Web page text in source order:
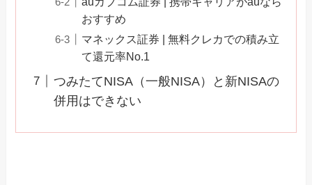
おすすめ
マネックス証券 | 無料クレカでの積み立
て還元率No.1
つみたてNISA（一般NISA）と新NISAの
併用はできない